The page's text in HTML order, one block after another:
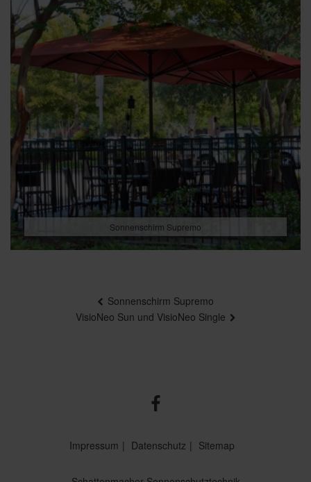
Sonnenschirm Supremo
Sonnenschirm Supremo
VisioNeo Sun und VisioNeo Single
Impressum Datenschutz Sitemap